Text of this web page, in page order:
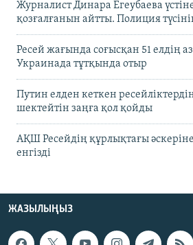
Журналист Динара Егеубаева
қозғалғанын айтты. Полиция
Ресей жағында соғысқан 51 елдің
Украинада тұтқында отыр
Путин елден кеткен
шектейтін заңға қол қойды
АҚШ Ресейдің құрлықтағы
енгізді
ЖАЗЫЛЫҢЫЗ